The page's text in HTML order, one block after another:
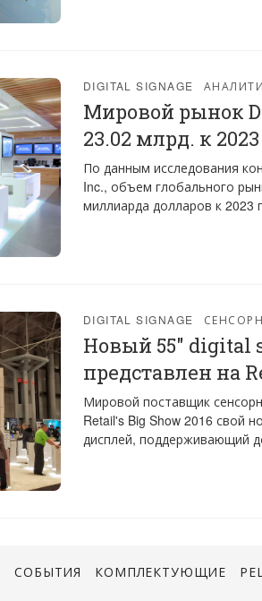
DIGITAL SIGNAGE
Мировой рынок
23.02 млрд. к
По данным исследования
Inc., объем глобального
миллиарда долларов к 2023
DIGITAL SIGNAGE
Новый 55" digital
представлен на
Мировой поставщик
Retail's Big Show 2016 свой
дисплей, поддерживающий
СОБЫТИЯ КОМПЛЕКТУЮЩИЕ